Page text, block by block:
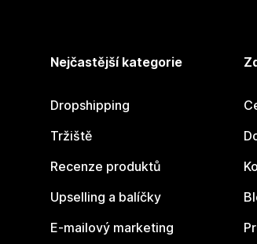
Nejčastější kategorie
Dropshipping
Tržiště
Recenze produktů
Upselling a balíčky
E-mailový marketing